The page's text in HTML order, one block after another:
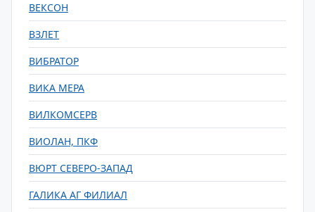
ВЕКСОН
ВЗЛЕТ
ВИБРАТОР
ВИКА МЕРА
ВИЛКОМСЕРВ
ВИОЛАН, ПКФ
ВЮРТ СЕВЕРО-ЗАПАД
ГАЛИКА АГ ФИЛИАЛ